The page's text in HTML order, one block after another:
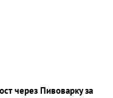
через Пивоварку за